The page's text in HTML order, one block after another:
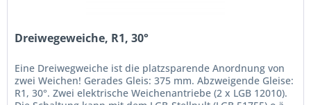
Dreiwegeweiche, R1, 30°
Eine Dreiwegweiche ist die platzsparende Anordnung von
zwei Weichen! Gerades Gleis: 375 mm. Abzweigende Gleise:
R1, 30°. Zwei elektrische Weichenantriebe (2 x LGB 12010).